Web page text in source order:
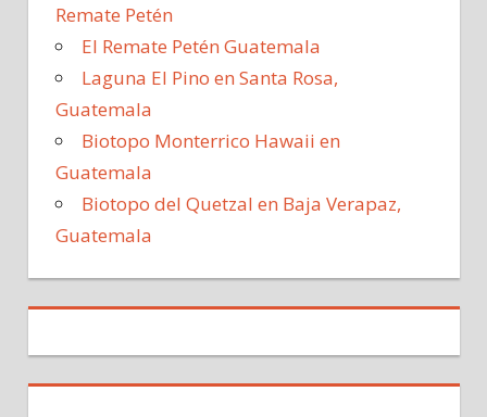
Remate Petén
El Remate Petén Guatemala
Laguna El Pino en Santa Rosa,
Guatemala
Biotopo Monterrico Hawaii en
Guatemala
Biotopo del Quetzal en Baja Verapaz,
Guatemala